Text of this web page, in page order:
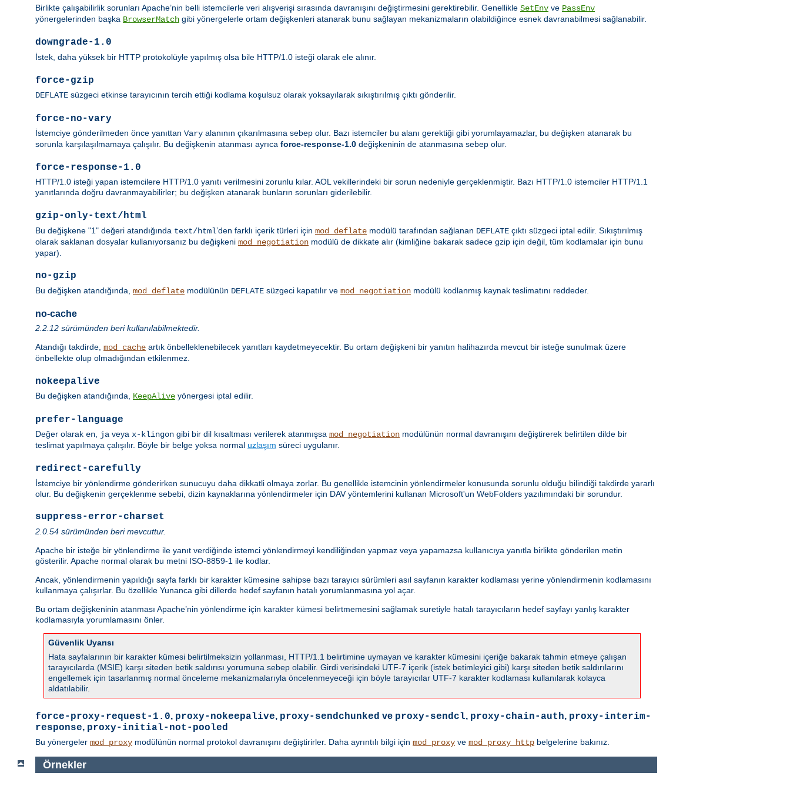
Birlikte çalışabilirlik sorunları Apache’nin belli istemcilerle veri alışverişi sırasında davranışını değiştirmesini gerektirebilir. Genellikle SetEnv ve PassEnv
yönergelerinden başka BrowserMatch gibi yönergelerle ortam değişkenleri atanarak bunu sağlayan mekanizmaların olabildiğince esnek davranabilmesi sağlanabilir.
downgrade-1.0
İstek, daha yüksek bir HTTP protokolüyle yapılmış olsa bile HTTP/1.0 isteği olarak ele alınır.
force-gzip
DEFLATE süzgeci etkinse tarayıcının tercih ettiği kodlama koşulsuz olarak yoksayılarak sıkıştırılmış çıktı gönderilir.
force-no-vary
İstemciye gönderilmeden önce yanıttan Vary alanının çıkarılmasına sebep olur. Bazı istemciler bu alanı gerektiği gibi yorumlayamazlar, bu değişken atanarak bu
sorunla karşılaşılmamaya çalışılır. Bu değişkenin atanması ayrıca force-response-1.0 değişkeninin de atanmasına sebep olur.
force-response-1.0
HTTP/1.0 isteği yapan istemcilere HTTP/1.0 yanıtı verilmesini zorunlu kılar. AOL vekillerindeki bir sorun nedeniyle gerçeklenmiştir. Bazı HTTP/1.0 istemciler HTTP/1.1
yanıtlarında doğru davranmayabilirler; bu değişken atanarak bunların sorunları giderilebilir.
gzip-only-text/html
Bu değişkene "1" değeri atandığında text/html’den farklı içerik türleri için mod_deflate modülü tarafından sağlanan DEFLATE çıktı süzgeci iptal edilir. Sıkıştırılmış
olarak saklanan dosyalar kullanıyorsanız bu değişkeni mod_negotiation modülü de dikkate alır (kimliğine bakarak sadece gzip için değil, tüm kodlamalar için bunu
yapar).
no-gzip
Bu değişken atandığında, mod_deflate modülünün DEFLATE süzgeci kapatılır ve mod_negotiation modülü kodlanmış kaynak teslimatını reddeder.
no-cache
2.2.12 sürümünden beri kullanılabilmektedir.
Atandığı takdirde, mod_cache artık önbelleklenebilecek yanıtları kaydetmeyecektir. Bu ortam değişkeni bir yanıtın halihazırda mevcut bir isteğe sunulmak üzere
önbellekte olup olmadığından etkilenmez.
nokeepalive
Bu değişken atandığında, KeepAlive yönergesi iptal edilir.
prefer-language
Değer olarak en, ja veya x-klingon gibi bir dil kısaltması verilerek atanmışsa mod_negotiation modülünün normal davranışını değiştirerek belirtilen dilde bir
teslimat yapılmaya çalışılır. Böyle bir belge yoksa normal uzlaşım süreci uygulanır.
redirect-carefully
İstemciye bir yönlendirme gönderirken sunucuyu daha dikkatli olmaya zorlar. Bu genellikle istemcinin yönlendirmeler konusunda sorunlu olduğu bilindiği takdirde yararlı
olur. Bu değişkenin gerçeklenme sebebi, dizin kaynaklarına yönlendirmeler için DAV yöntemlerini kullanan Microsoft'un WebFolders yazılımındaki bir sorundur.
suppress-error-charset
2.0.54 sürümünden beri mevcuttur.
Apache bir isteğe bir yönlendirme ile yanıt verdiğinde istemci yönlendirmeyi kendiliğinden yapmaz veya yapamazsa kullanıcıya yanıtla birlikte gönderilen metin
gösterilir. Apache normal olarak bu metni ISO-8859-1 ile kodlar.
Ancak, yönlendirmenin yapıldığı sayfa farklı bir karakter kümesine sahipse bazı tarayıcı sürümleri asıl sayfanın karakter kodlaması yerine yönlendirmenin kodlamasını
kullanmaya çalışırlar. Bu özellikle Yunanca gibi dillerde hedef sayfanın hatalı yorumlanmasına yol açar.
Bu ortam değişkeninin atanması Apache’nin yönlendirme için karakter kümesi belirtmemesini sağlamak suretiyle hatalı tarayıcıların hedef sayfayı yanlış karakter
kodlamasıyla yorumlamasını önler.
Güvenlik Uyarısı
Hata sayfalarının bir karakter kümesi belirtilmeksizin yollanması, HTTP/1.1 belirtimine uymayan ve karakter kümesini içeriğe bakarak tahmin etmeye çalışan
tarayıcılarda (MSIE) karşı siteden betik saldırısı yorumuna sebep olabilir. Girdi verisindeki UTF-7 içerik (istek betimleyici gibi) karşı siteden betik saldırılarını
engellemek için tasarlanmış normal önceleme mekanizmalarıyla öncelenmeyeceği için böyle tarayıcılar UTF-7 karakter kodlaması kullanılarak kolayca
aldatılabilir.
force-proxy-request-1.0, proxy-nokeepalive, proxy-sendchunked ve proxy-sendcl, proxy-chain-auth, proxy-interim-
response, proxy-initial-not-pooled
Bu yönergeler mod_proxy modülünün normal protokol davranışını değiştirirler. Daha ayrıntılı bilgi için mod_proxy ve mod_proxy_http belgelerine bakınız.
Örnekler